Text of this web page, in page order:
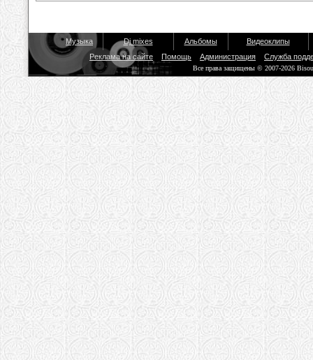
Музыка Dj mixes Альбомы
Видеоклипы
Реклама на сайте
Помощь Администрация Служба
Все права защищены © 2007-2026